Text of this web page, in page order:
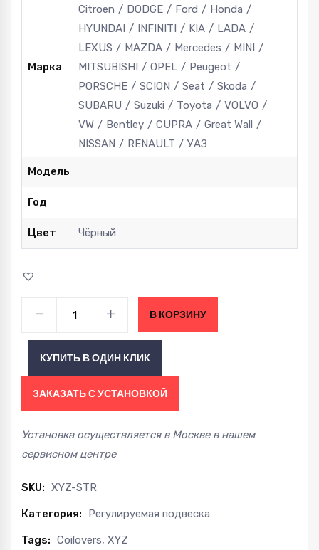
10,800 руб..
Марка
Citroen
DODGE Ford
Honda
HYUNDAI
INFINITI KIA
LADA
LEXUS
MAZDA Mercedes
MINI
MITSUBISHI
OPEL
Peugeot
PORSCHE
SCION Seat
Skoda
SUBARU
Suzuki Toyota
VOLVO
VW
Bentley CUPRA
Great Wall
NISSAN
RENAULT УАЗ
Модель
Год
Цвет Чёрный
винтовой
подвески
В КОРЗИНУ
КУПИТЬ В ОДИН КЛИК
ЗАКАЗАТЬ С УСТАНОВКОЙ
Установка осуществляется в Москве в нашем
сервисном центре
SKU: XYZ-STR
Категория: Регулируемая подвеска
Tags: Coilovers, XYZ